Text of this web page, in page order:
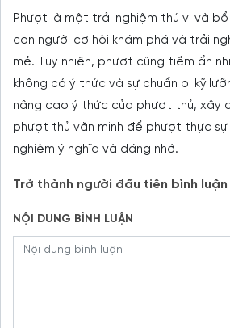
Phượt là một trải nghiệm thú vị và
con người cơ hội khám phá và trải
mẻ. Tuy nhiên, phượt cũng tiềm ẩn
không có ý thức và sự chuẩn bị kỹ
nâng cao ý thức của phượt thủ, xây
phượt thủ văn minh để phượt thực
nghiệm ý nghĩa và đáng nhớ.
Trở thành người đầu tiên bình
NỘI DUNG BÌNH LUẬN